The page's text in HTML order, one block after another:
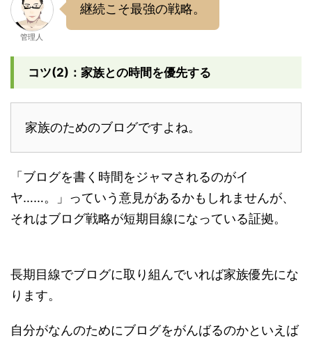
管理人
継続こそ最強の戦略。
コツ(2)：家族との時間を優先する
家族のためのブログですよね。
「ブログを書く時間をジャマされるのがイ
ヤ……。」っていう意見があるかもしれませんが、
それはブログ戦略が短期目線になっている証拠。
長期目線でブログに取り組んでいれば家族優先にな
ります。
自分がなんのためにブログをがんばるのかといえば